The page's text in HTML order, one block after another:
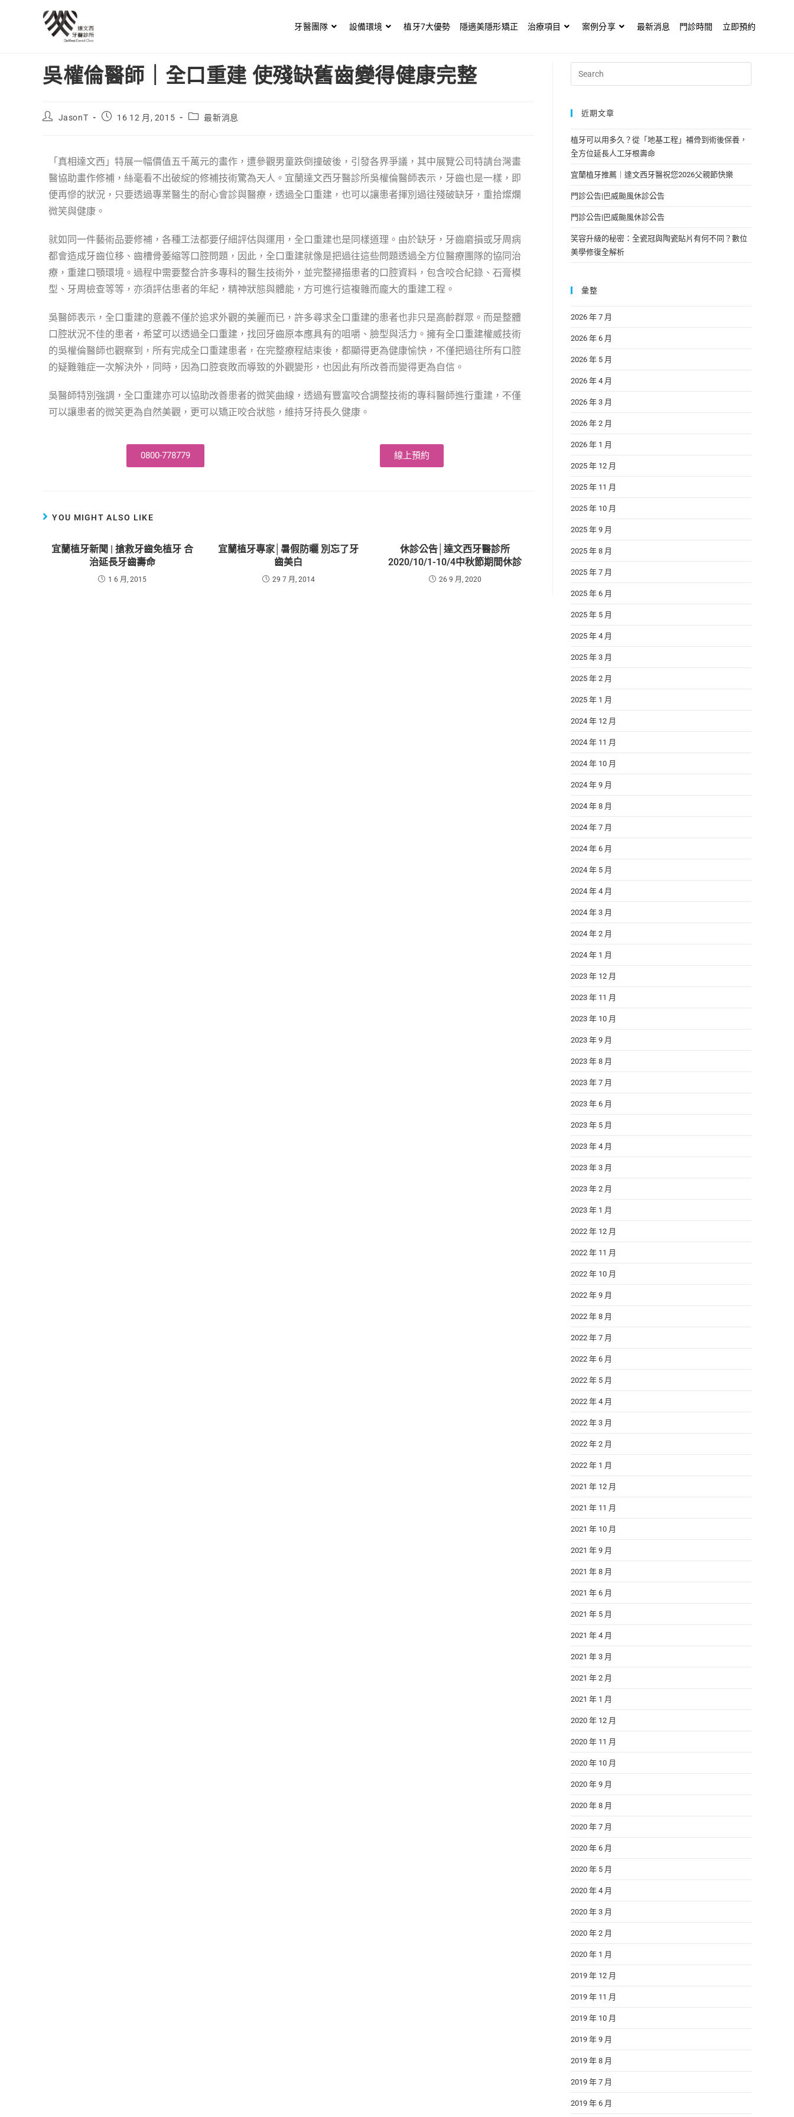
牙醫團隊 設備環境 植牙7大優勢 隱適美隱形矯正 治療項目 案例分享 最新消息 門診時間 立即預約
吳權倫醫師｜全口重建 使殘缺舊齒變得健康完整
JasonT 16 12 月, 2015 最新消息
「真相達文西」特展一幅價值五千萬元的畫作，遭參觀男童跌倒撞破後，引發各界爭議，其中展覽公司特請台灣畫
醫協助畫作修補，絲毫看不出破綻的修補技術驚為天人。宜蘭達文西牙醫診所吳權倫醫師表示，牙齒也是一樣，即
便再慘的狀況，只要透過專業醫生的耐心會診與醫療，透過全口重建，也可以讓患者揮別過往殘破缺牙，重拾燦爛
微笑與健康。
就如同一件藝術品要修補，各種工法都要仔細評估與運用，全口重建也是同樣道理。由於缺牙，牙齒磨損或牙周病
都會造成牙齒位移、齒槽骨萎縮等口腔問題，因此，全口重建就像是把過往這些問題透過全方位醫療團隊的協同治
療，重建口顎環境。過程中需要整合許多專科的醫生技術外，並完整掃描患者的口腔資料，包含咬合紀錄、石膏模
型、牙周檢查等等，亦須評估患者的年紀，精神狀態與體能，方可進行這複雜而龐大的重建工程。
吳醫師表示，全口重建的意義不僅於追求外觀的美麗而已，許多尋求全口重建的患者也非只是高齡群眾。而是整體
口腔狀況不佳的患者，希望可以透過全口重建，找回牙齒原本應具有的咀嚼、臉型與活力。擁有全口重建權威技術
的吳權倫醫師也觀察到，所有完成全口重建患者，在完整療程結束後，都顯得更為健康愉快，不僅把過往所有口腔
的疑難雜症一次解決外，同時，因為口腔衰敗而導致的外觀變形，也因此有所改善而變得更為自信。
吳醫師特別強調，全口重建亦可以協助改善患者的微笑曲線，透過有豐富咬合調整技術的專科醫師進行重建，不僅
可以讓患者的微笑更為自然美觀，更可以矯正咬合狀態，維持牙持長久健康。
0800-778779 線上預約
YOU MIGHT ALSO LIKE
宜蘭植牙新聞 | 搶救牙齒免植牙 合
治延長牙齒壽命
1 6 月, 2015
宜蘭植牙專家│暑假防曬 別忘了牙
齒美白
29 7 月, 2014
休診公告│達文西牙醫診所
2020/10/1-10/4中秋節期間休診
26 9 月, 2020
近期文章
植牙可以用多久？從「地基工程」補骨到術後保養，
全方位延長人工牙根壽命
宜蘭植牙推薦｜達文西牙醫祝您2026父親節快樂
門診公告|巴威颱風休診公告
門診公告|巴威颱風休診公告
笑容升級的秘密：全瓷冠與陶瓷貼片有何不同？數位
美學修復全解析
彙整
2026 年 7 月
2026 年 6 月
2026 年 5 月
2026 年 4 月
2026 年 3 月
2026 年 2 月
2026 年 1 月
2025 年 12 月
2025 年 11 月
2025 年 10 月
2025 年 9 月
2025 年 8 月
2025 年 7 月
2025 年 6 月
2025 年 5 月
2025 年 4 月
2025 年 3 月
2025 年 2 月
2025 年 1 月
2024 年 12 月
2024 年 11 月
2024 年 10 月
2024 年 9 月
2024 年 8 月
2024 年 7 月
2024 年 6 月
2024 年 5 月
2024 年 4 月
2024 年 3 月
2024 年 2 月
2024 年 1 月
2023 年 12 月
2023 年 11 月
2023 年 10 月
2023 年 9 月
2023 年 8 月
2023 年 7 月
2023 年 6 月
2023 年 5 月
2023 年 4 月
2023 年 3 月
2023 年 2 月
2023 年 1 月
2022 年 12 月
2022 年 11 月
2022 年 10 月
2022 年 9 月
2022 年 8 月
2022 年 7 月
2022 年 6 月
2022 年 5 月
2022 年 4 月
2022 年 3 月
2022 年 2 月
2022 年 1 月
2021 年 12 月
2021 年 11 月
2021 年 10 月
2021 年 9 月
2021 年 8 月
2021 年 6 月
2021 年 5 月
2021 年 4 月
2021 年 3 月
2021 年 2 月
2021 年 1 月
2020 年 12 月
2020 年 11 月
2020 年 10 月
2020 年 9 月
2020 年 8 月
2020 年 7 月
2020 年 6 月
2020 年 5 月
2020 年 4 月
2020 年 3 月
2020 年 2 月
2020 年 1 月
2019 年 12 月
2019 年 11 月
2019 年 10 月
2019 年 9 月
2019 年 8 月
2019 年 7 月
2019 年 6 月